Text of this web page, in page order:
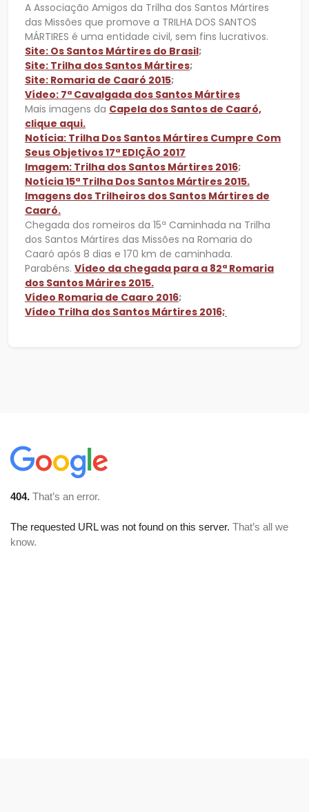
A Associação Amigos da Trilha dos Santos Mártires
das Missões que promove a TRILHA DOS SANTOS
MÁRTIRES é uma entidade civil, sem fins lucrativos.
Site: Os Santos Mártires do Brasil;
Site: Trilha dos Santos Mártires;
Site: Romaria de Caaró 2015;
Vídeo: 7ª Cavalgada dos Santos Mártires
Mais imagens da Capela dos Santos de Caaró,
clique aqui.
Notícia: Trilha Dos Santos Mártires Cumpre Com
Seus Objetivos 17ª EDIÇÃO 2017
Imagem: Trilha dos Santos Mártires 2016;
Notícia 15ª Trilha Dos Santos Mártires 2015.
Imagens dos Trilheiros dos Santos Mártires de
Caaró.
Chegada dos romeiros da 15ª Caminhada na Trilha
dos Santos Mártires das Missões na Romaria do
Caaró após 8 dias e 170 km de caminhada.
Parabéns. Vídeo da chegada para a 82ª Romaria
dos Santos Márires 2015.
Vídeo Romaria de Caaro 2016;
Vídeo Trilha dos Santos Mártires 2016;